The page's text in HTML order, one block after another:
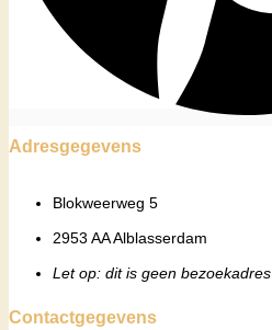
Adresgegevens
Blokweerweg 5
2953 AA Alblasserdam
Let op: dit is geen bezoekadres
Contactgegevens